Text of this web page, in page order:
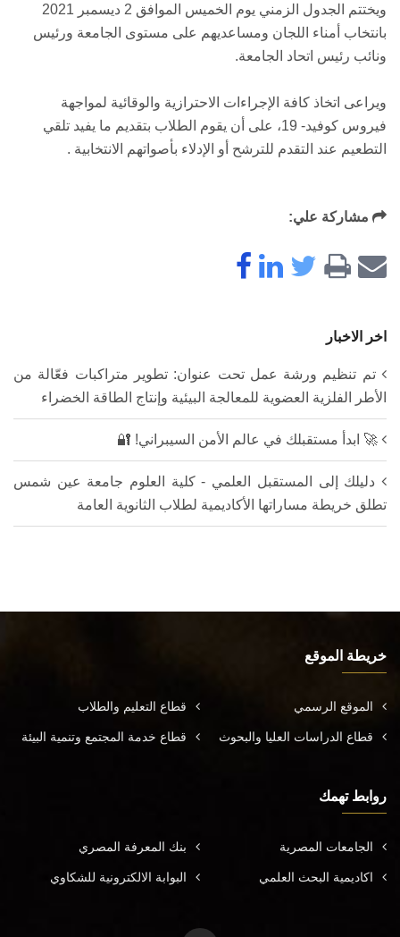
ويختتم الجدول الزمني يوم الخميس الموافق 2 ديسمبر 2021
بانتخاب أمناء اللجان ومساعديهم على مستوى الجامعة ورئيس
ونائب رئيس اتحاد الجامعة.
ويراعى اتخاذ كافة الإجراءات الاحترازية والوقائية لمواجهة
فيروس كوفيد- 19، على أن يقوم الطلاب بتقديم ما يفيد تلقي
التطعيم عند التقدم للترشح أو الإدلاء بأصواتهم الانتخابية .
مشاركة علي:
اخر الاخبار
تم تنظيم ورشة عمل تحت عنوان: تطوير متراكبات فعّالة من
الأطر الفلزية العضوية للمعالجة البيئية وإنتاج الطاقة الخضراء
🚀 ابدأ مستقبلك في عالم الأمن السيبراني! 🔐
دليلك إلى المستقبل العلمي - كلية العلوم جامعة عين شمس
تطلق خريطة مساراتها الأكاديمية لطلاب الثانوية العامة
خريطة الموقع
الموقع الرسمي قطاع التعليم والطلاب
قطاع الدراسات العليا والبحوث قطاع خدمة المجتمع وتنمية البيئة
روابط تهمك
الجامعات المصرية بنك المعرفة المصري
اكاديمية البحث العلمي البوابة الالكترونية للشكاوي